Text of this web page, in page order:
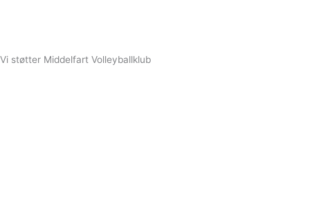
Vi støtter Middelfart Volleyballklub